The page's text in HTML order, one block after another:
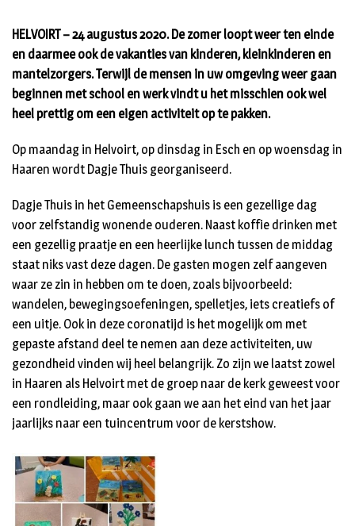
HELVOIRT – 24 augustus 2020. De zomer loopt weer ten einde
en daarmee ook de vakanties van kinderen, kleinkinderen en
mantelzorgers. Terwijl de mensen in uw omgeving weer gaan
beginnen met school en werk vindt u het misschien ook wel
heel prettig om een eigen activiteit op te pakken.
Op maandag in Helvoirt, op dinsdag in Esch en op woensdag in
Haaren wordt Dagje Thuis georganiseerd.
Dagje Thuis in het Gemeenschapshuis is een gezellige dag
voor zelfstandig wonende ouderen. Naast koffie drinken met
een gezellig praatje en een heerlijke lunch tussen de middag
staat niks vast deze dagen. De gasten mogen zelf aangeven
waar ze zin in hebben om te doen, zoals bijvoorbeeld:
wandelen, bewegingsoefeningen, spelletjes, iets creatiefs of
een uitje. Ook in deze coronatijd is het mogelijk om met
gepaste afstand deel te nemen aan deze activiteiten, uw
gezondheid vinden wij heel belangrijk. Zo zijn we laatst zowel
in Haaren als Helvoirt met de groep naar de kerk geweest voor
een rondleiding, maar ook gaan we aan het eind van het jaar
jaarlijks naar een tuincentrum voor de kerstshow.